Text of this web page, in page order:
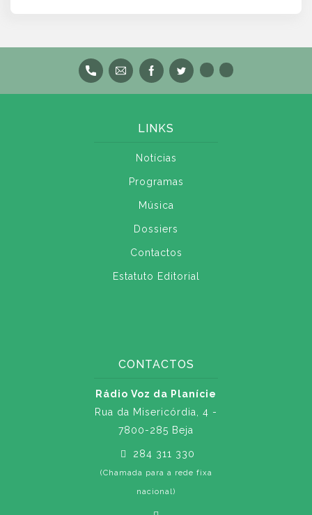
LINKS
Notícias
Programas
Música
Dossiers
Contactos
Estatuto Editorial
CONTACTOS
Rádio Voz da Planície
Rua da Misericórdia, 4 -
7800-285 Beja
284 311 330
(Chamada para a rede fixa
nacional)